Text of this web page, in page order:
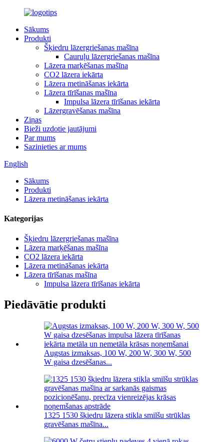
Sākums
Produkti
Šķiedru lāzergriešanas mašīna
Cauruļu lāzergriešanas mašīna
Lāzera marķēšanas mašīna
CO2 lāzera iekārta
Lāzera metināšanas iekārta
Lāzera tīrīšanas mašīna
Impulsa lāzera tīrīšanas iekārta
Lāzergravēšanas mašīna
Ziņas
Bieži uzdotie jautājumi
Par mums
Sazinieties ar mums
English
Sākums
Produkti
Lāzera metināšanas iekārta
Kategorijas
Šķiedru lāzergriešanas mašīna
Lāzera marķēšanas mašīna
CO2 lāzera iekārta
Lāzera metināšanas iekārta
Lāzera tīrīšanas mašīna
Impulsa lāzera tīrīšanas iekārta
Piedāvātie produkti
Augstas izmaksas, 100 W, 200 W, 300 W, 500
W gaisa dzesēšanas...
1325 1530 šķiedru lāzera stikla smilšu strūklas
gravēšanas mašīna...